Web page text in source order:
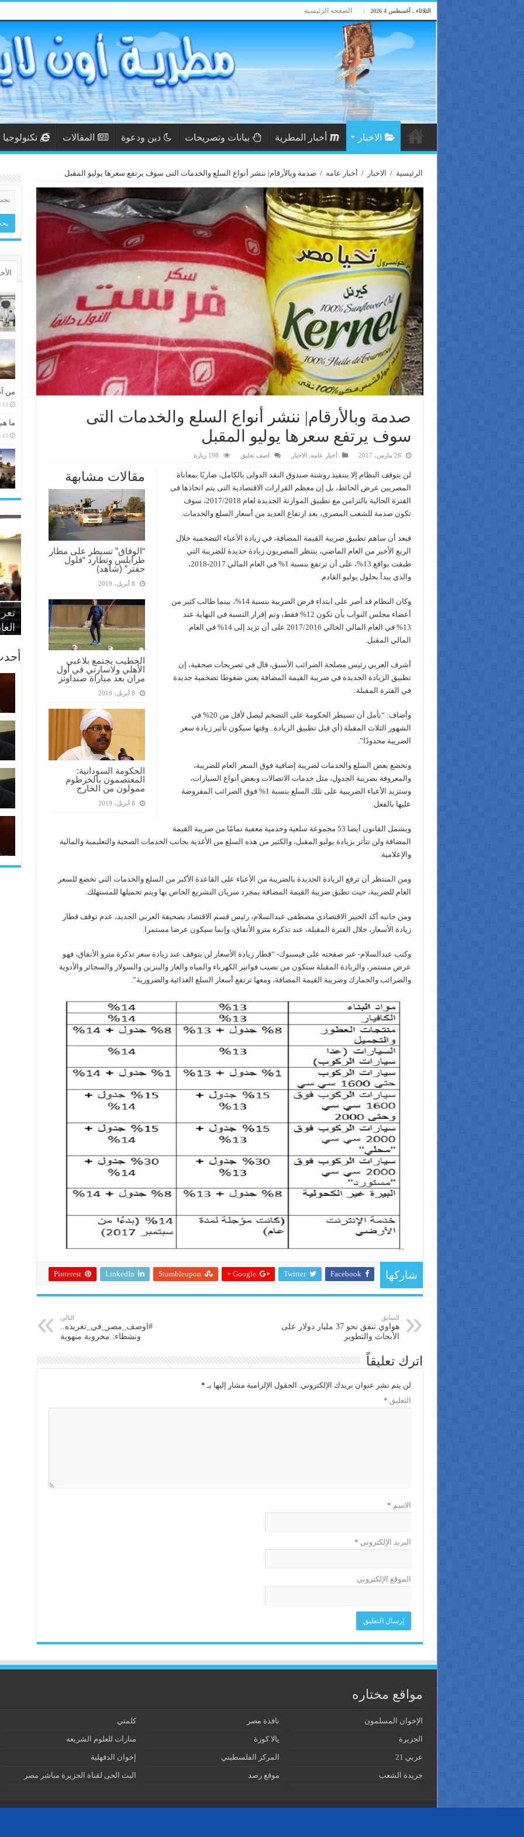
الثلاثاء , أغسطس 4 2026 الصفحه الرئيسيه
الاخبار أخبار المطرية بيانات وتصريحات دين ودعوة المقالات تكنولوجيا
الرئيسية / الاخبار / أخبار عامه / صدمة وبالأرقام| ننشر أنواع السلع والخدمات التى سوف يرتفع سعرها يوليو المقبل
صدمة وبالأرقام| ننشر أنواع السلع والخدمات التى
سوف يرتفع سعرها يوليو المقبل
26 مارس، 2017 أخبار عامه الاخبار اضف تعليق 198 زيارة
مقالات مشابهة
“الوفاق” تسيطر على مطار
طرابلس وتطارد “فلول
حفتر” (شاهد)
8 أبريل، 2019
الخطيب يجتمع بلاعبي
الأهلي ولاسارتي في أول
مران بعد مباراة صنداونز
8 أبريل، 2019
الحكومة السودانية:
المعتصمون بالخرطوم
ممولون من الخارج
8 أبريل، 2019
لن يتوقف النظام إلا بتنفيذ روشتة صندوق النقد الدولى بالكامل، ضاربًا بمعاناة
المصريين عرض الحائط، بل إن معظم القرارات الاقتصادية التى يتم اتخاذها فى
الفترة الحالية بالتزامن مع تطبيق الموازنة الجديدة لعام 2017/2018، سوف
تكون صدمة للشعب المصرى، بعد ارتفاع العديد من أسعار السلع والخدمات.
فبعد أن ساهم تطبيق ضريبة القيمة المضافة، في زيادة الأعباء التضخمية خلال
الربع الأخير من العام الماضي، ينتظر المصريون زيادة جديدة للضريبة التي
طبقت بواقع 13%، على أن ترتفع بنسبة 1% في العام المالي 2017-2018،
والذي يبدأ بحلول يوليو القادم.
وكان النظام قد أصر على ابتداء فرض الضريبة بنسبة 14%، بينما طالب كثير من
أعضاء مجلس النواب بأن تكون 12% فقط، وتم إقرار النسبة في النهاية عند
13% في العام المالي الحالي 2017/2016 على أن تزيد إلى 14% في العام
المالي المقبل.
أشرف العربي رئيس مصلحة الضرائب الأسبق، قال في تصريحات صحفية، إن
تطبيق الزيادة الجديدة في ضريبة القيمة المضافة يعني ضغوطا تضخمية جديدة
في الفترة المقبلة.
وأضاف: “نأمل أن تسيطر الحكومة على التضخم ليصل لأقل من 20% في
الشهور الثلاث المقبلة (أي قبل تطبيق الزيادة.. وقتها سيكون تأثير زيادة سعر
الضريبة محدودًا”.
وتخضع بعض السلع والخدمات لضريبة إضافية فوق السعر العام للضريبة،
والمعروفة بضريبة الجدول، مثل خدمات الاتصالات وبعض أنواع السيارات،
وستزيد الأعباء الضريبية على تلك السلع بنسبة 1% فوق الضرائب المفروضة
عليها بالفعل.
ويشمل القانون أيضا 53 مجموعة سلعية وخدمية معفية تمامًا من ضريبة القيمة
المضافة ولن تتأثر بزيادة يوليو المقبل، والكثير من هذه السلع من الأغذية بجانب الخدمات الصحية والتعليمية والمالية
والإعلامية.
ومن المنتظر أن ترفع الزيادة الجديدة بالضريبة من الأعباء على القاعدة الأكبر من السلع والخدمات التي تخضع للسعر
العام للضريبة، حيث تطبق ضريبة القيمة المضافة بمجرد سريان التشريع الخاص بها ويتم تحميلها للمستهلك.
ومن جانبه أكد الخبير الاقتصادي مصطفى عبدالسلام، رئيس قسم الاقتصاد بصحيفة العربي الجديد، عدم توقف قطار
زيادة الأسعار، خلال الفترة المقبلة، عند تذكرة مترو الأنفاق، وإنما سيكون عرضا مستمرا.
وكتب عبدالسلام- عبر صفحته على فيسبوك- “قطار زيادة الأسعار لن يتوقف عند زيادة سعر تذكرة مترو الأنفاق، فهو
عرض مستمر، والزيادة المقبلة ستكون من نصيب فواتير الكهرباء والمياه والغاز والبنزين والسولار والسجائر والأدوية
والضرائب والجمارك وضريبة القيمة المضافة، ومعها ترتفع أسعار السلع الغذائية والضرورية”.
شاركها Facebook
Twitter
Google +
Stumbleupon
LinkedIn
Pinterest
السابق
هواوي تنفق نحو 37 مليار دولار على
الأبحاث والتطوير
التالي
#اوصف_مصر_في_تغريده..
ونشطاء: مخروبة منهوبة
اترك تعليقاً
لن يتم نشر عنوان بريدك الإلكتروني. الحقول الإلزامية مشار إليها بـ *
التعليق *
الاسم *
البريد الإلكتروني *
الموقع الإلكتروني
من
13 مارس، 2026
ما
13 مارس، 2026
مواقع مختاره
الإخوان المسلمون نافذة مصر كلمتي
الجزيرة يالا كورة منارات للعلوم الشريعه
عربي 21 المركز الفلسطيني إخوان الدقهلية
جريدة الشعب موقع رصد البث الحى لقناة الجزيرة مباشر مصر